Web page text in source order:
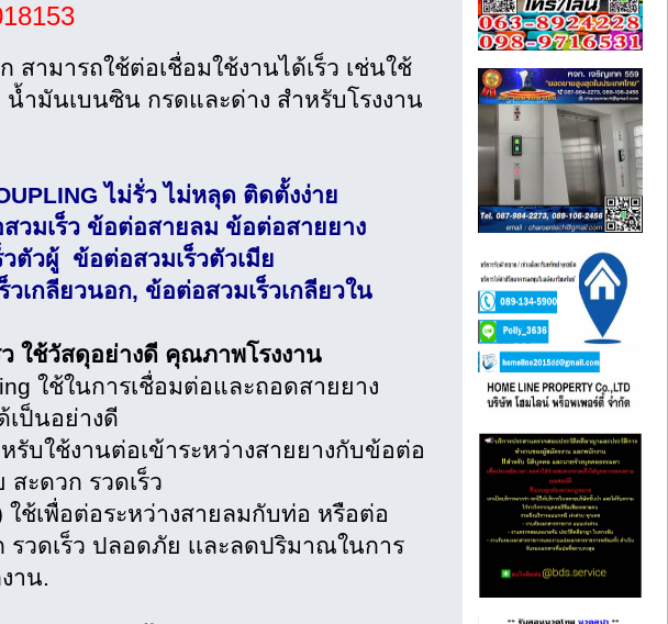
ามารถใช้ต่อเชื่อมใช้งานได้เร็ว เช่นใช้
ำมันเบนซิน กรดและด่าง สำหรับโรงงาน
ไม่รั่ว ไม่หลุด ติดตั้งง่าย
วมเร็ว ข้อต่อสายลม ข้อต่อสายยาง
ตัวผู้ ข้อต่อสวมเร็วตัวเมีย
เกลียวนอก, ข้อต่อสวมเร็วเกลียวใน
ใช้วัสดุอย่างดี คุณภาพโรงงาน
ใช้ในการเชื่อมต่อและถอดสายยาง
เป็นอย่างดี
รับใช้งานต่อเข้าระหว่างสายยางกับข้อต่อ
ะดวก รวดเร็ว
ใช้เพื่อต่อระหว่างสายลมกับท่อ หรือต่อ
วดเร็ว ปลอดภัย เเละลดปริมาณในการ
าน.